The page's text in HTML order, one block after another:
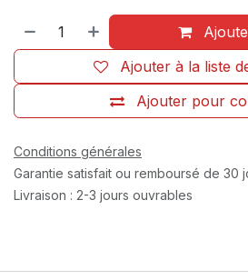
Ajouter pour
Ajouter à la liste
Conditions générales
Garantie satisfait ou remboursé de 30
Livraison : 2-3 jours ouvrables